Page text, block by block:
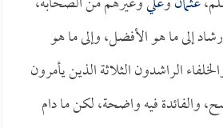
إلى ما هو الأفضل، وإلى ما هو
الراشدون الثلاثة الذين يأمرون
والفائدة فيه واضحة، لكن ما دام